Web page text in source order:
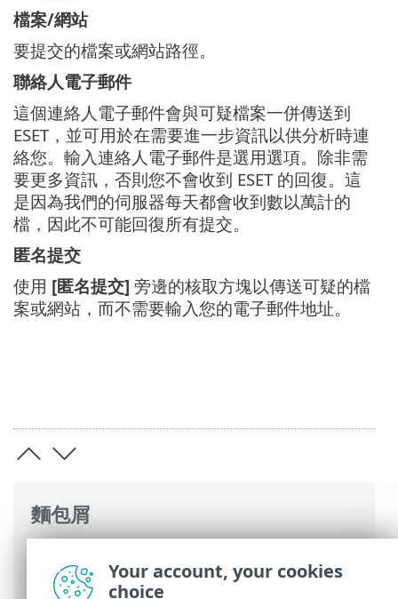
麵包屑
ESET Mail Security>工具> 提交樣本以供
檔案/網站
要提交的檔案或網站路徑。
聯絡人電子郵件
這個連絡人電子郵件會與可疑檔案一併傳送到
ESET，並可用於在需要進一步資訊以供分析時連
絡您。輸入連絡人電子郵件是選用選項。除非需
要更多資訊，否則您不會收到 ESET 的回復。這
是因為我們的伺服器每天都會收到數以萬計的
檔，因此不可能回復所有提交。
匿名提交
使用 [匿名提交] 旁邊的核取方塊以傳送可疑的檔
案或網站，而不需要輸入您的電子郵件地址。
Your account, your cookies
choice